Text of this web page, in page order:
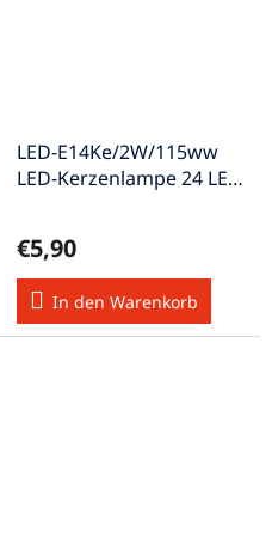
LED-E14Ke/2W/115ww
LED-Kerzenlampe 24 LED
€5,90
In den Warenkorb